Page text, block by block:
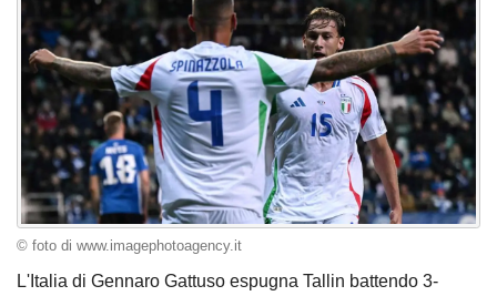
© foto di www.imagephotoagency.it
L'Italia di Gennaro Gattuso espugna Tallin battendo 3-